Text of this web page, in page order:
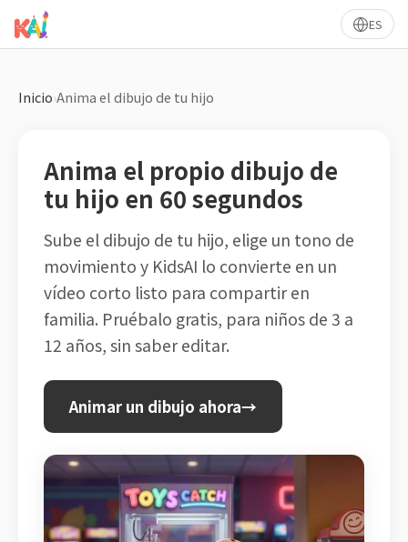
ES
Inicio›Anima el dibujo de tu hijo
Anima el propio dibujo de
tu hijo en 60 segundos
Sube el dibujo de tu hijo, elige un tono de
movimiento y KidsAI lo convierte en un
vídeo corto listo para compartir en
familia. Pruébalo gratis, para niños de 3 a
12 años, sin saber editar.
Animar un dibujo ahora→